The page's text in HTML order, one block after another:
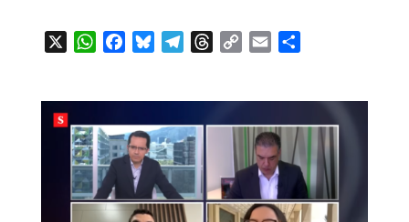
WhatsApp
FacebookBlueskyTelegramThreads
Copy Email